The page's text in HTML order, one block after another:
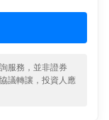
服務，並非證券
議轉讓，投資人應